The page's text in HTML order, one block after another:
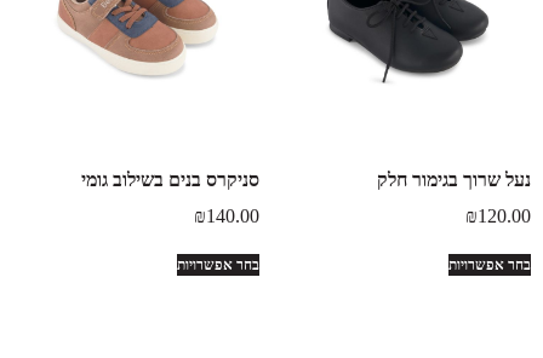
נעל שרוך בגימור חלק
₪120.00
בחר אפשרויות
סניקרס בנים בשילוב גומי
₪140.00
בחר אפשרויות